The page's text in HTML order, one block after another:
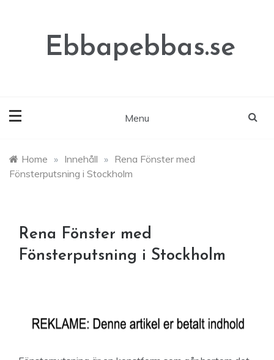
Ebbapebbas.se
Menu
Home » Innehåll » Rena Fönster med
Fönsterputsning i Stockholm
Rena Fönster med
Fönsterputsning i Stockholm